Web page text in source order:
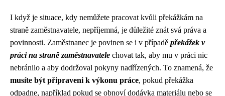
I když je situace, kdy nemůžete pracovat kvůli překážkám na
straně zaměstnavatele, nepříjemná, je důležité znát svá práva a
povinnosti. Zaměstnanec je povinen se i v případě překážek v
práci na straně zaměstnavatele chovat tak, aby mu v práci nic
nebránilo a aby dodržoval pokyny nadřízených. To znamená, že
musíte být připraveni k výkonu práce, pokud překážka
odpadne, například pokud se obnoví dodávka materiálu nebo se